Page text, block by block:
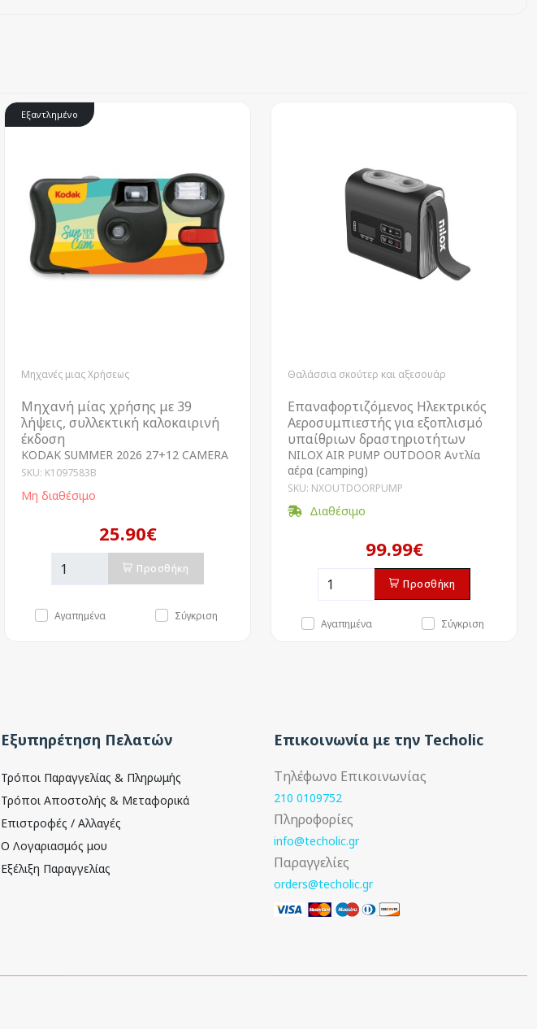
Εξαντλημένο
Μηχανές μιας Χρήσεως
Μηχανή μίας χρήσης με 39
λήψεις, συλλεκτική καλοκαιρινή
έκδοση
KODAK SUMMER 2026 27+12 CAMERA
SKU: K1097583B
Μη διαθέσιμο
25.90€
Προσθήκη
Αγαπημένα Σύγκριση
Θαλάσσια σκούτερ και αξεσουάρ
Επαναφορτιζόμενος Ηλεκτρικός
Αεροσυμπιεστής για εξοπλισμό
υπαίθριων δραστηριοτήτων
NILOX AIR PUMP OUTDOOR Αντλία
αέρα (camping)
SKU: NXOUTDOORPUMP
Διαθέσιμο
99.99€
Προσθήκη
Αγαπημένα Σύγκριση
Εξυπηρέτηση Πελατών
Τρόποι Παραγγελίας & Πληρωμής
Τρόποι Αποστολής & Μεταφορικά
Επιστροφές / Αλλαγές
Ο Λογαριασμός μου
Εξέλιξη Παραγγελίας
Επικοινωνία με την Techolic
Τηλέφωνο Επικοινωνίας
210 0109752
Πληροφορίες
info@techolic.gr
Παραγγελίες
orders@techolic.gr